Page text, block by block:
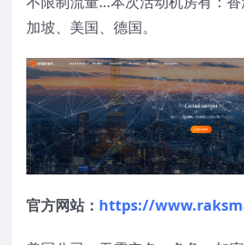
加坡、美国、德国。
官方网站： https://